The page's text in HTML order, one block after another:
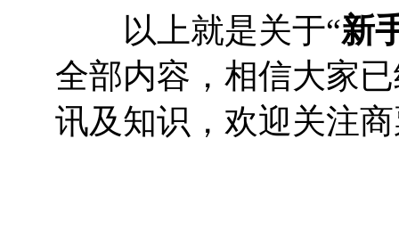
以上就是关于“新
全部内容，相信大家
讯及知识，欢迎关注